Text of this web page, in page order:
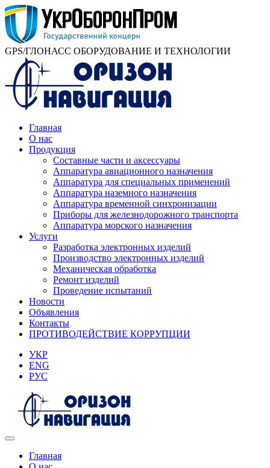
GPS/ГЛОНАСС ОБОРУДОВАНИЕ И ТЕХНОЛОГИИ
Главная
О нас
Продукция
Составные части и аксессуары
Аппаратура авиационного назначения
Аппаратура для специальных применений
Аппаратура наземного назначения
Аппаратура временной синхронизации
Приборы для железнодорожного транспорта
Аппаратура морского назначения
Услуги
Разработка электронных изделий
Производство электронных изделий
Механическая обработка
Ремонт изделий
Проведение испытаний
Новости
Объявления
Контакты
ПРОТИВОДЕЙСТВИЕ КОРРУПЦИИ
УКР
ENG
РУС
Главная